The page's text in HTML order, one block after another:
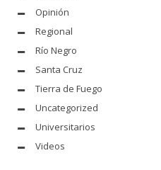
Opinión
Regional
Río Negro
Santa Cruz
Tierra de Fuego
Uncategorized
Universitarios
Videos